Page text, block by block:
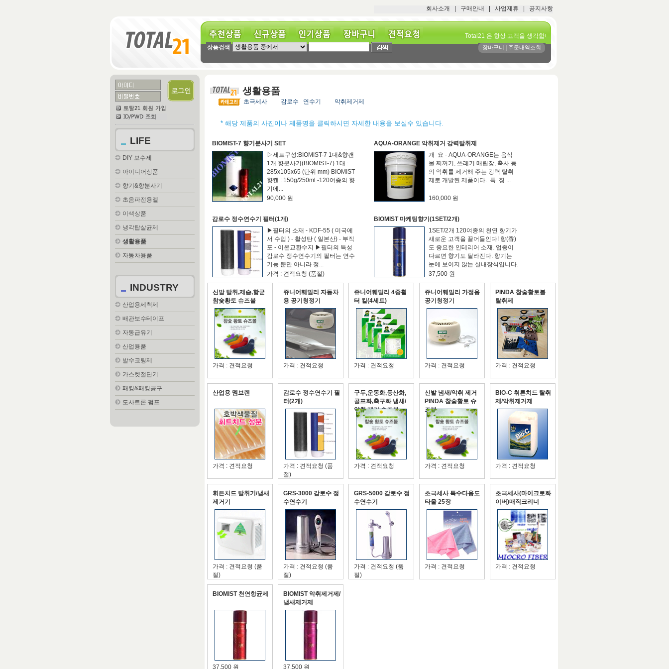
회사소개 구매안내 사업제휴 공지사항
추천상품 신규상품 인기상품 견적요청
Total21 은 항상 고객을 생각합니다
장바구니 | 주문내역조회
LIFE
DIY 보수제
아이디어상품
향기&향분사기
초음파전용젤
이색상품
냉각탑살균제
생활용품
자동차용품
INDUSTRY
산업용세척제
배관보수테이프
자동급유기
산업용품
발수코팅제
가스켓절단기
패킹&패킹공구
도사트론 펌프
생활용품
초극세사 감로수 연수기 악취제거제
* 해당 제품의 사진이나 제품명을 클릭하시면 자세한 내용을 보실수 있습니다.
BIOMIST-7 향기분사기 SET
▷세트구성:BIOMIST-7 1대&향캔
1개 향분사기(BIOMIST-7) 1대 :
285x105x65 (단위 mm) BIOMIST
향캔 : 150g/250ml -120여종의 향
기에...
90,000 원
AQUA-ORANGE 악취제거 강력탈취제
개 요 - AQUA-ORANGE는 음식
물 찌꺼기, 쓰레기 매립장, 축사 등
의 악취를 제거해 주는 강력 탈취
제로 개발된 제품이다. 특 징 ...
160,000 원
감로수 정수연수기 필터(1개)
▶필터의 소재 - KDF-55 ( 미국에
서 수입 ) - 활성탄 ( 일본산) - 부직
포 - 이온교환수지 ▶필터의 특성
감로수 정수연수기의 필터는 연수
기능 뿐만 아니라 정...
가격 : 견적요청 (품절)
BIOMIST 마케팅향기(1SET/2개)
1SET/2개 120여종의 천연 향기가
새로운 고객을 끌어들인다! 향(香)
도 중요한 인테리어 소재. 업종이
다르면 향기도 달라진다. 향기는
눈에 보이지 않는 실내장식입니다.
눈에 보이...
37,500 원
신발 탈취,제습,항균
참숯황토 슈즈볼
가격 : 견적요청
쥬니어훼밀리 자동차
용 공기청정기
가격 : 견적요청
쥬니어훼밀리 4중휠
터 킽(4세트)
가격 : 견적요청
쥬니어훼밀리 가정용
공기청정기
가격 : 견적요청
PINDA 참숯황토볼
탈취제
가격 : 견적요청
산업용 멤브렌
가격 : 견적요청
감로수 정수연수기 필
터(2개)
가격 : 견적요청 (품
절)
구두,운동화,등산화,
골프화,축구화 냄새/
악취 제거 슈즈볼
가격 : 견적요청
신발 냄새/악취 제거
PINDA 참숯황토 슈
즈볼
가격 : 견적요청
BIO-C 휘튼치드 탈취
제/악취제거제
가격 : 견적요청
휘튼치드 탈취기/냄새
제거기
가격 : 견적요청 (품
절)
GRS-3000 감로수 정
수연수기
가격 : 견적요청 (품
절)
GRS-5000 감로수 정
수연수기
가격 : 견적요청 (품
절)
초극세사 특수다용도
타올 25장
가격 : 견적요청
초극세사(마이크로화
이버)매직크리너
가격 : 견적요청
BIOMIST 천연항균제
37,500 원
BIOMIST 악취제거제/
냄새제거제
37,500 원